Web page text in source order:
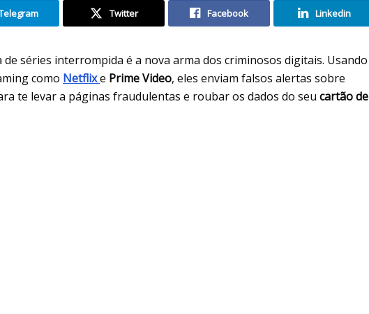
Twitter Facebook Linkedin
séries interrompida é a nova arma dos criminosos digitais. Usando
como Netflixe Prime Video, eles enviam falsos alertas sobre
te levar a páginas fraudulentas e roubar os dados do seu cartão de